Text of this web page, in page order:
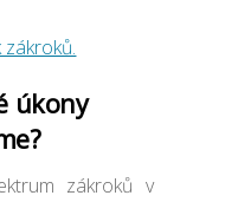
zákroků.
úkony
zákroků v